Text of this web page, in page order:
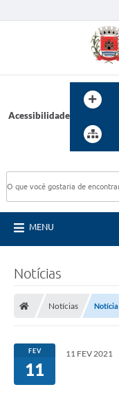
Acessibilidade
MENU
Notícias
Notícias Notícia
FEV
11
11 FEV 2021